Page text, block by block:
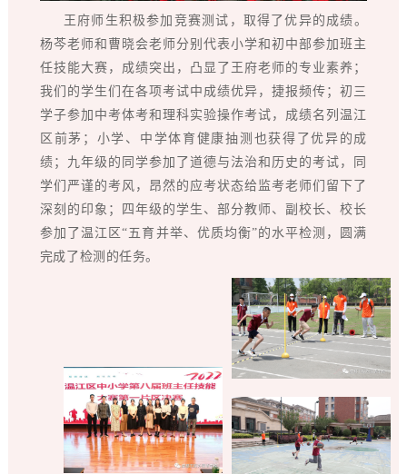
王府师生积极参加竞赛测试，取得了优异的成绩。
杨芩老师和曹晓会老师分别代表小学和初中部参加班主
任技能大赛，成绩突出，凸显了王府老师的专业素养；
我们的学生们在各项考试中成绩优异，捷报频传；初三
学子参加中考体考和理科实验操作考试，成绩名列温江
区前茅；小学、中学体育健康抽测也获得了优异的成
绩；九年级的同学参加了道德与法治和历史的考试，同
学们严谨的考风，昂然的应考状态给监考老师们留下了
深刻的印象；四年级的学生、部分教师、副校长、校长
参加了温江区“五育并举、优质均衡”的水平检测，圆满
完成了检测的任务。